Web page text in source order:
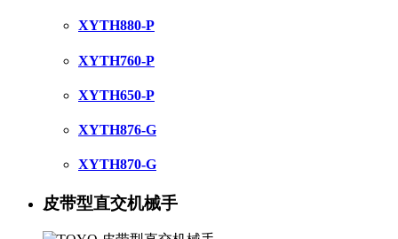
XYTH880-P
XYTH760-P
XYTH650-P
XYTH876-G
XYTH870-G
皮带型直交机械手